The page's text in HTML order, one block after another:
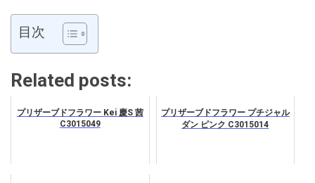
目次
Related posts:
プリザーブドフラワー Kei 慶S 茜
C3015049
プリザーブドフラワー プチジャル
ダン ピンク C3015014